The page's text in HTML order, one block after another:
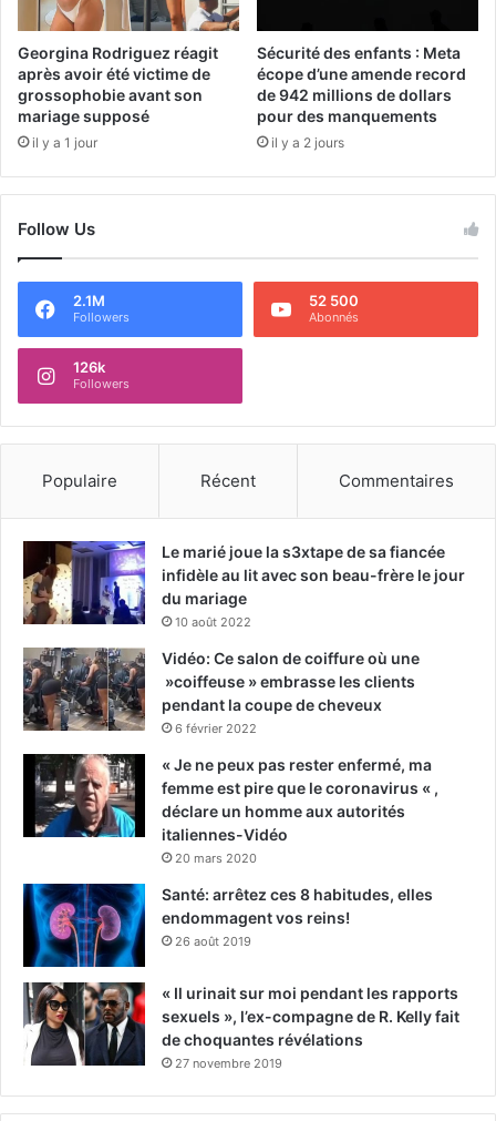
Georgina Rodriguez réagit
après avoir été victime de
grossophobie avant son
mariage supposé
il y a 1 jour
Sécurité des enfants : Meta
écope d’une amende record
de 942 millions de dollars
pour des manquements
il y a 2 jours
Follow Us
2.1M
Followers
52 500
Abonnés
126k
Followers
Populaire Récent Commentaires
Le marié joue la s3xtape de sa fiancée
infidèle au lit avec son beau-frère le jour
du mariage
10 août 2022
Vidéo: Ce salon de coiffure où une
»coiffeuse » embrasse les clients
pendant la coupe de cheveux
6 février 2022
« Je ne peux pas rester enfermé, ma
femme est pire que le coronavirus « ,
déclare un homme aux autorités
italiennes-Vidéo
20 mars 2020
Santé: arrêtez ces 8 habitudes, elles
endommagent vos reins!
26 août 2019
« Il urinait sur moi pendant les rapports
sexuels », l’ex-compagne de R. Kelly fait
de choquantes révélations
27 novembre 2019